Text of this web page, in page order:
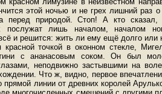
этой ночью и не грех лишний раз
перед природой. Стоп! А кто
послужат лишь началом, началом
и решится: жить ли ему ещё долго или
красной точкой в оконном стекле,
с ананасовым соком. Он был
неподвижно застывшими на
Что ж, видно, первое
линии от древних королей